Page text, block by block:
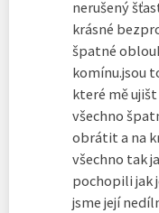
nerušený
krásné
špatné
komínu.jsou
které mě
všechno
obrátit a na
všechno tak
pochopili jak
jsme její